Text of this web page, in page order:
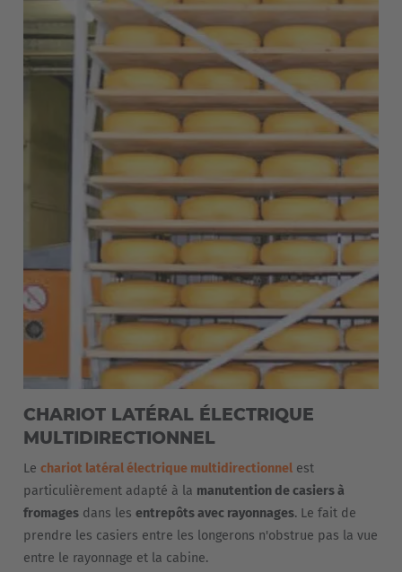
CHARIOT LATÉRAL ÉLECTRIQUE
MULTIDIRECTIONNEL
Le chariot latéral électrique multidirectionnel est
particulièrement adapté à la manutention de casiers à
fromages dans les entrepôts avec rayonnages. Le fait de
prendre les casiers entre les longerons n'obstrue pas la vue
entre le rayonnage et la cabine.